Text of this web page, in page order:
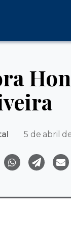
5 de abril